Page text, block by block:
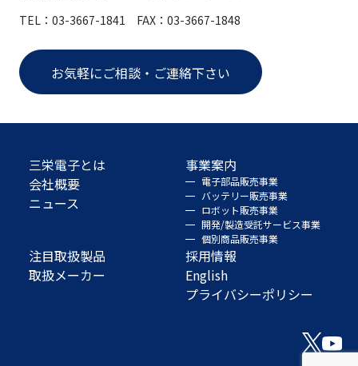
TEL：03-3667-1841 FAX：03-3667-1848
お気軽にご相談・ご連絡下さい
三栄電子とは
会社概要
ニュース
事業案内
電子部品販売事業
バッテリー販売事業
ロボット販売事業
開発/製造受託サービス事業
個別商品販売事業
注目取扱製品
取扱メーカー
採用情報
English
プライバシーポリシー